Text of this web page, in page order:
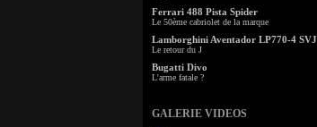
Ferrari 488 Pista Spider
Le 50ème cabriolet de la marque
Lamborghini Aventador LP770-4 SVJ
Le retour du J
Bugatti Divo
L'arme fatale ?
GALERIE VIDEOS